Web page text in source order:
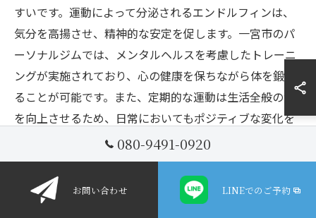
すいです。運動によって分泌されるエンドルフィンは、
気分を高揚させ、精神的な安定を促します。一宮市のパ
ーソナルジムでは、メンタルヘルスを考慮したトレーニ
ングが実施されており、心の健康を保ちながら体を鍛え
ることが可能です。また、定期的な運動は生活全般の質
を向上させるため、日常においてもポジティブな変化を
実感できるでしょう。
生活全般への影響とその具体例
愛知県一宮市のパーソナルジムでのトレーニングは、単
080-9491-0920
お問い合わせ LINEでのご予約